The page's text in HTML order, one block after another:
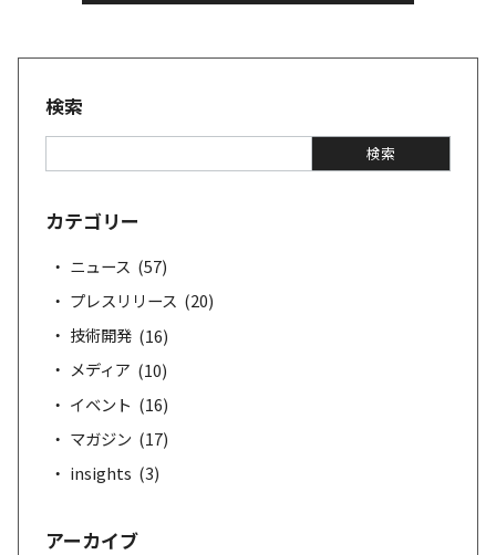
検索
索
検索
カテゴリー
ニュース (57)
プレスリリース (20)
技術開発 (16)
メディア (10)
イベント (16)
マガジン (17)
insights (3)
アーカイブ